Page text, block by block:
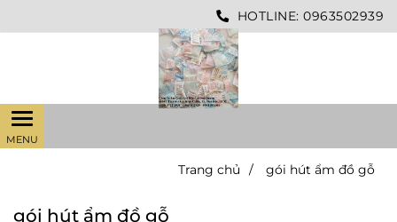
HOTLINE: 0963502939
Trang chủ / gói hút ẩm đồ gỗ
gói hút ẩm đồ gỗ